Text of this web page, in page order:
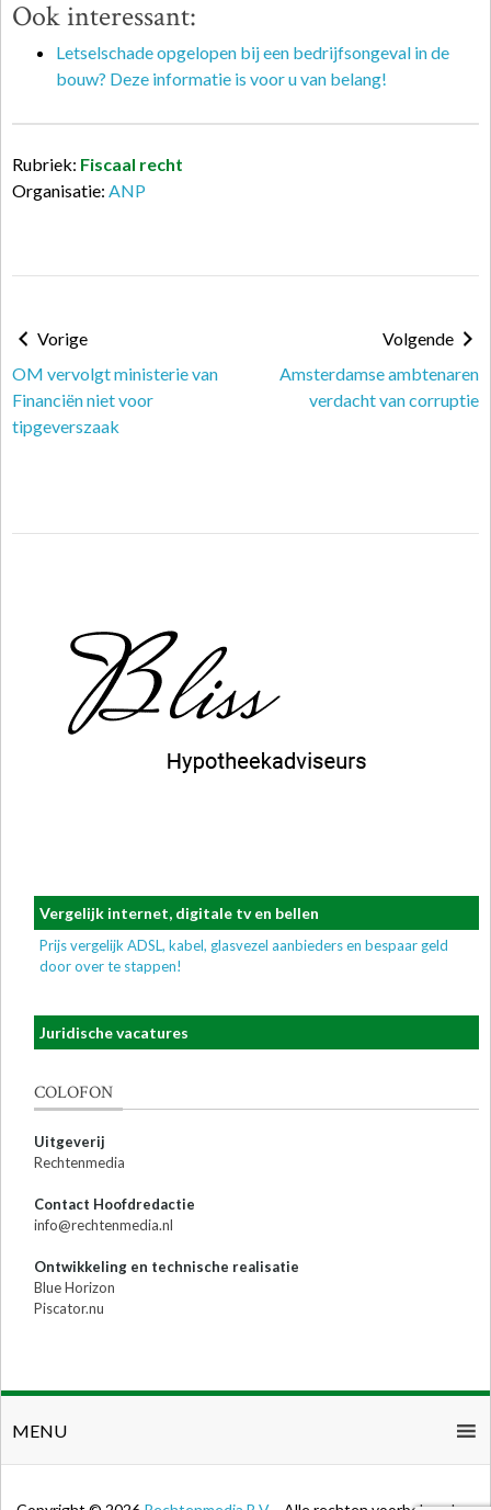
Ook interessant:
Letselschade opgelopen bij een bedrijfsongeval in de
bouw? Deze informatie is voor u van belang!
Rubriek: Fiscaal recht
Organisatie: ANP
Vorige
OM vervolgt ministerie van
Financiën niet voor
tipgeverszaak
Volgende
Amsterdamse ambtenaren
verdacht van corruptie
Vergelijk internet, digitale tv en bellen
Prijs vergelijk ADSL, kabel, glasvezel aanbieders en bespaar geld
door over te stappen!
Juridische vacatures
COLOFON
Uitgeverij
Rechtenmedia
Contact Hoofdredactie
info@rechtenmedia.nl
Ontwikkeling en technische realisatie
Blue Horizon
Piscator.nu
MENU